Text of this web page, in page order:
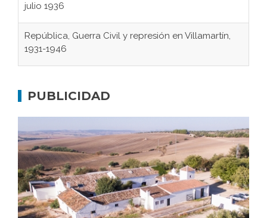
julio 1936
República, Guerra Civil y represión en Villamartín,
1931-1946
concentración nazis
Bornos
El Frente Popular. Ubrique, febrero-julio 1936
Juntar las letras. La alfabetización en el campo: del
afán de saber a la autogestión
PUBLICIDAD